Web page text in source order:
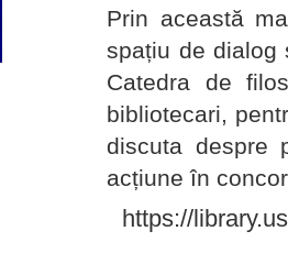
Prin această
spațiu de dialog
Catedra de
bibliotecari,
discuta despre
acțiune în
https://